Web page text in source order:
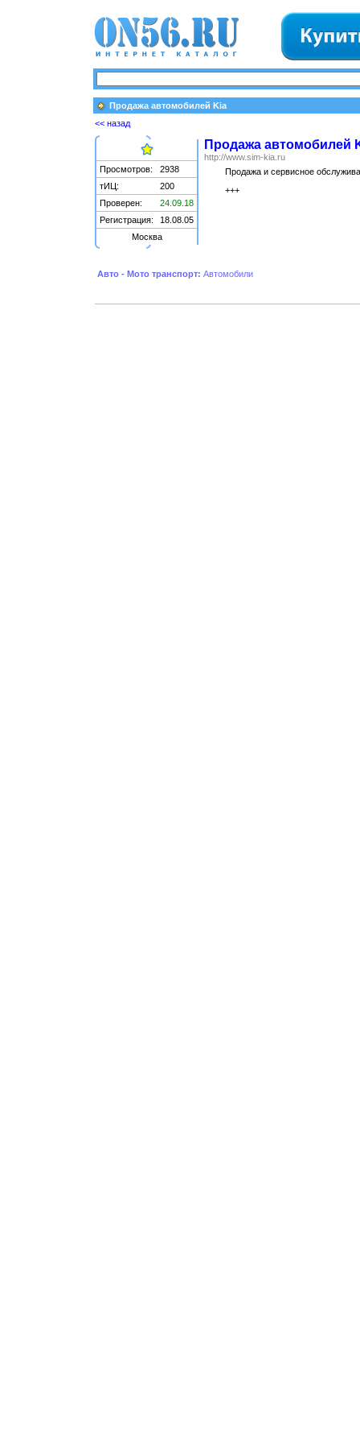
Продажа автомобилей Kia
<< назад
Просмотров:
2938
тИЦ:
200
Проверен:
24.09.18
Регистрация:
18.08.05
Москва
Продажа автомобилей
http://www.sim-kia.ru
Продажа и сервисное
+++
Авто - Мото транспорт: Автомобили